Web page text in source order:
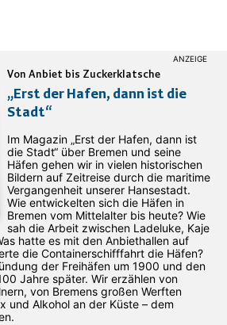
Von Anbiet bis Zuckerklatsche
„Erst der Hafen, dann ist die
Stadt“
Im Magazin „Erst der Hafen, dann ist
die Stadt“ über Bremen und seine
Häfen gehen wir in vielen historischen
Bildern auf Zeitreise durch die maritime
Vergangenheit unserer Hansestadt.
Wie entwickelten sich die Häfen in
Bremen vom Mittelalter bis heute? Wie
sah die Arbeit zwischen Ladeluke, Kaje
hatte es mit den Anbiethallen auf
die Containerschifffahrt die Häfen?
der Freihäfen um 1900 und den
Jahre später. Wir erzählen von
von Bremens großen Werften
und Alkohol an der Küste – dem